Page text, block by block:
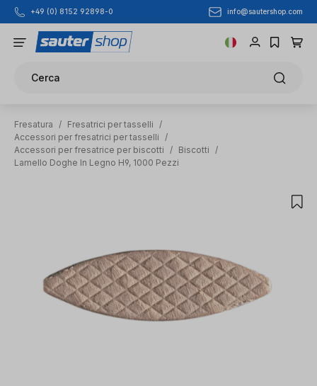
Passa al contenuto principale
+49 (0) 8152 92898-0 info@sautershop.com
Cerca
Fresatura / Fresatrici per tasselli
/
Accessori per fresatrici per tasselli
/
Accessori per fresatrice per biscotti
/ Biscotti
/
Lamello Doghe In Legno H9, 1000 Pezzi